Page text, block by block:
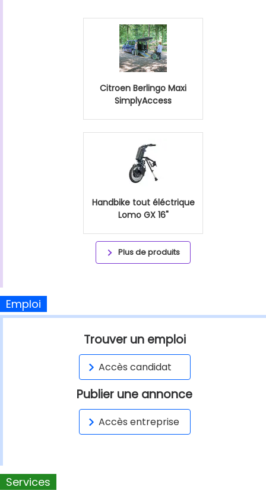
Citroen Berlingo Maxi
SimplyAccess
Handbike tout éléctrique
Lomo GX 16"
Plus de produits
Emploi
Trouver un emploi
Accès candidat
Publier une annonce
Accès entreprise
Services